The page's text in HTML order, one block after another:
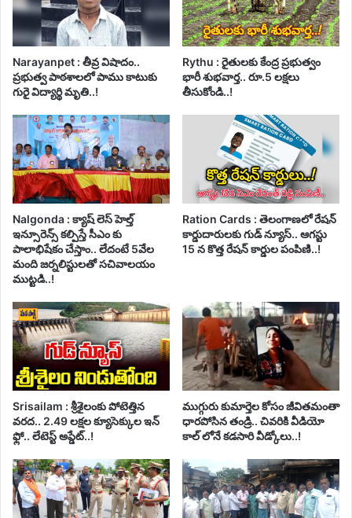
Narayanpet : తీవ్ర విషాదం..
ప్రభుత్వ పాఠశాలలో పాము కాటుకు
గురై విద్యార్థి మృతి..!
Rythu : రైతులకు కేంద్ర ప్రభుత్వం
భారీ శుభవార్త.. రూ.5 లక్షలు
తీసుకోండి..!
Nalgonda : క్యాష్ లెస్ హెల్త్
ఇన్సూరెన్స్ కల్పిస్తే సీఎం కు
పాలాభిషేకం చేస్తాం.. లేదంటే 5వేల
మంది జర్నలిస్టులతో సచివాలయం
ముట్టడి..!
Ration Cards : తెలంగాణలో రేషన్
కార్డుదారులకు గుడ్ న్యూస్.. ఆగస్టు
15 న కొత్త రేషన్ కార్డుల పంపిణి..!
Srisailam : శ్రీశైలంకు పోటెత్తిన
వరద.. 2.49 లక్షల క్యూసెక్కుల ఇన్
ఫ్లో.. లేటెస్ట్ అప్డేట్..!
ముగ్గురు కుమార్తెల కోసం జీవితమంతా
ధారపోసిన తండ్రి.. చివరికి వీడియో
కాల్ లోనే కడసారి వీడ్కోలు..!